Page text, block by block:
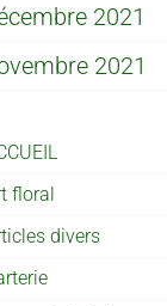
2021
2021
floral
divers